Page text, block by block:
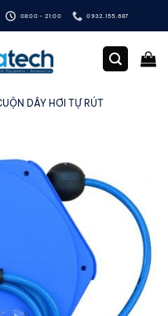
08:00 - 21:00 0932.155.687
DÂY HƠI TỰ RÚT